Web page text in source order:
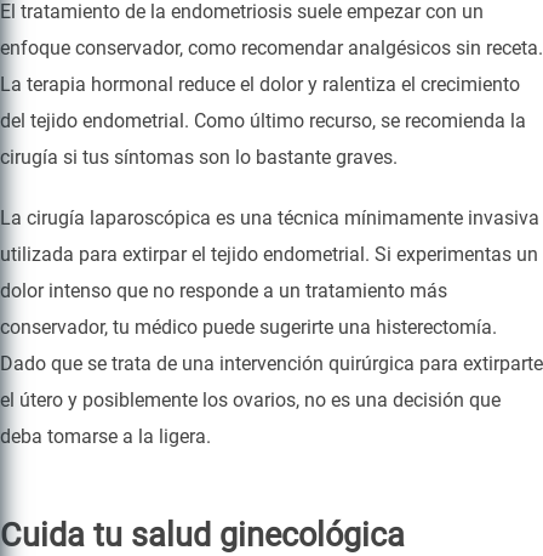
El tratamiento de la endometriosis suele empezar con un
enfoque conservador, como recomendar analgésicos sin receta.
La terapia hormonal reduce el dolor y ralentiza el crecimiento
del tejido endometrial. Como último recurso, se recomienda la
cirugía si tus síntomas son lo bastante graves.
La cirugía laparoscópica es una técnica mínimamente invasiva
utilizada para extirpar el tejido endometrial. Si experimentas un
dolor intenso que no responde a un tratamiento más
conservador, tu médico puede sugerirte una histerectomía.
Dado que se trata de una intervención quirúrgica para extirparte
el útero y posiblemente los ovarios, no es una decisión que
deba tomarse a la ligera.
Cuida tu salud ginecológica